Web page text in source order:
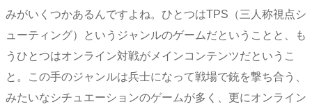
みがいくつかあるんですよね。ひとつはTPS（三人称視点シ
ューティング）というジャンルのゲームだということと、も
うひとつはオンライン対戦がメインコンテンツだというこ
と。この手のジャンルは兵士になって戦場で銃を撃ち合う、
みたいなシチュエーションのゲームが多く、更にオンライン